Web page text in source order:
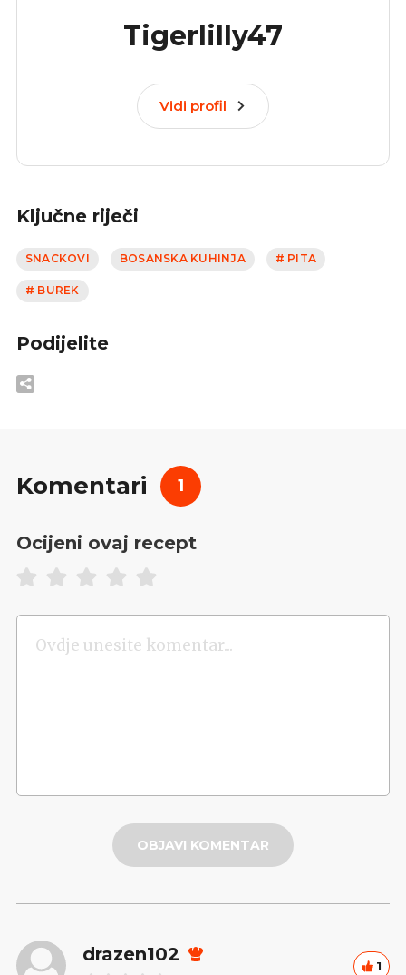
Tigerlilly47
Vidi profil
Ključne riječi
SNACKOVI BOSANSKA KUHINJA # PITA
# BUREK
Podijelite
Komentari 1
Ocijeni ovaj recept
OBJAVI KOMENTAR
drazen102
1